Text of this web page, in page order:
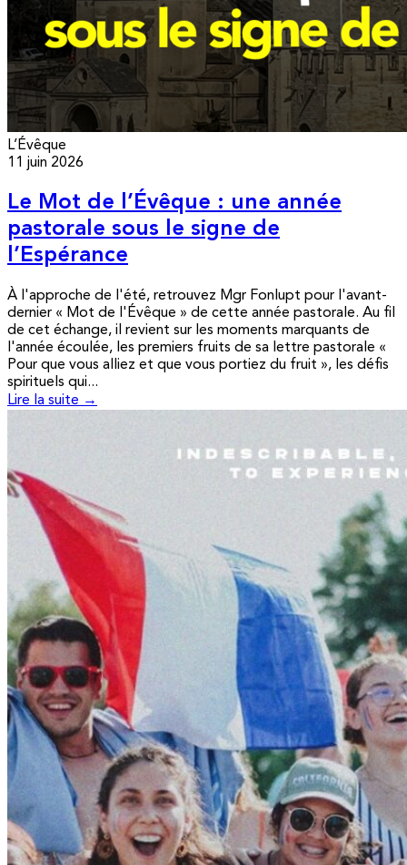
L’Évêque
11 juin 2026
Le Mot de l’Évêque : une année
pastorale sous le signe de
l’Espérance
À l'approche de l'été, retrouvez Mgr Fonlupt pour l'avant-
dernier « Mot de l'Évêque » de cette année pastorale. Au fil
de cet échange, il revient sur les moments marquants de
l'année écoulée, les premiers fruits de sa lettre pastorale «
Pour que vous alliez et que vous portiez du fruit », les défis
spirituels qui...
Lire la suite →